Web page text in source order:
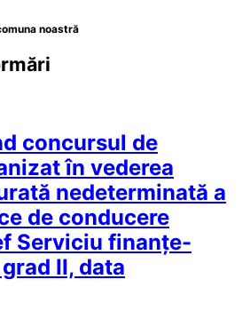
noastră
concursul de
în vederea
nedeterminată a
de conducere
Serviciu finanțe-
II, data